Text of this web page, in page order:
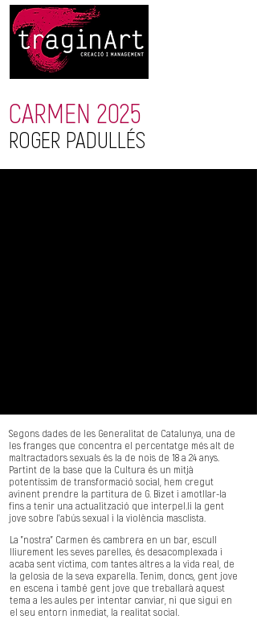
CARMEN 2025
ROGER PADULLÉS
Segons dades de les Generalitat de Catalunya, una de
les franges que concentra el percentatge més alt de
maltractadors sexuals és la de nois de 18 a 24 anys.
Partint de la base que la Cultura és un mitjà
potentíssim de transformació social, hem cregut
avinent prendre la partitura de G. Bizet i amotllar-la
fins a tenir una actualització que interpel.li la gent
jove sobre l'abús sexual i la violència masclista.
La "nostra" Carmen és cambrera en un bar, escull
lliurement les seves parelles, és desacomplexada i
acaba sent víctima, com tantes altres a la vida real, de
la gelosia de la seva exparella. Tenim, doncs, gent jove
en escena i també gent jove que treballarà aquest
tema a les aules per intentar canviar, ni que sigui en
el seu entorn inmediat, la realitat social.